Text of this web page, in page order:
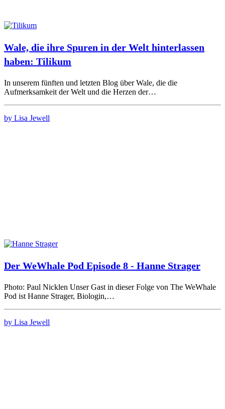
Wale, die ihre Spuren in der Welt hinterlassen
haben: Tilikum
In unserem fünften und letzten Blog über Wale, die die
Aufmerksamkeit der Welt und die Herzen der…
by Lisa Jewell
Der WeWhale Pod Episode 8 - Hanne Strager
Photo: Paul Nicklen Unser Gast in dieser Folge von The WeWhale
Pod ist Hanne Strager, Biologin,…
by Lisa Jewell